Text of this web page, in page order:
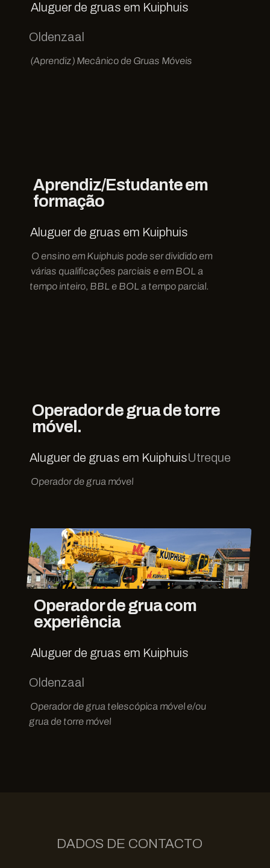
Aluguer de gruas em Kuiphuis
Oldenzaal
(Aprendiz) Mecânico de Gruas Móveis
Aprendiz/Estudante em
formação
Aluguer de gruas em Kuiphuis
O ensino em Kuiphuis pode ser dividido em
várias qualificações parciais e em BOL a
tempo inteiro, BBL e BOL a tempo parcial.
Operador de grua de torre
móvel.
Aluguer de gruas em KuiphuisUtreque
Operador de grua móvel
Operador de grua com
experiência
Aluguer de gruas em Kuiphuis
Oldenzaal
Operador de grua telescópica móvel e/ou
grua de torre móvel
DADOS DE CONTACTO